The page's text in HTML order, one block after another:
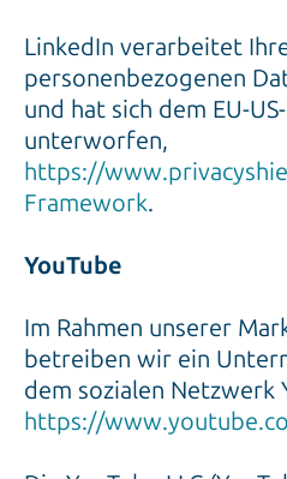
LinkedIn verarbeitet
personenbezogenen
und hat sich dem EU-
unterworfen,
https://
Framework.
YouTube
Im Rahmen unserer
betreiben wir ein
dem sozialen Netzwerk
https://